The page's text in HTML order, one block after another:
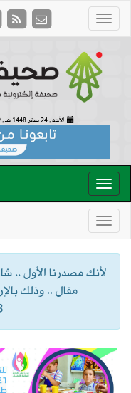
الأحد , 24 صفر 1448 هـ , 9
لأنك مصدرنا الأول ..
مقال .. وذلك